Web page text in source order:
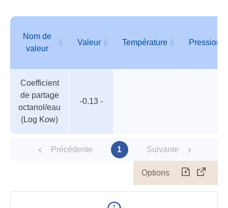
des
paramètres
Nom de
valeur
Valeur Température Pression
valeur
Coefficient
de partage
octanol/eau
(Log Kow)
-0.13 -
Précédente 1 Suivante
Options
le